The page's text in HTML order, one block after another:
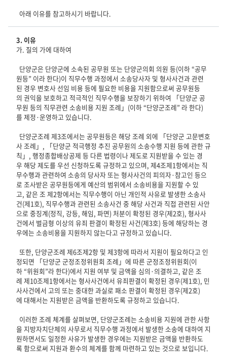
아래 이유를 참고하시기 바랍니다.
3. 이유
가. 질의 가에 대하여
단양군은 단양군에 소속된 공무원 또는 단양군의회 의원 등(이하 “공무
원등” 이라 한다)이 직무수행 과정에서 소송당사자 및 형사사건과 관련
된 경우 변호사 선임 비용 등에 필요한 비용을 지원함으로써 공무원등
의 권익을 보호하고 적극적인 직무수행을 보장하기 위하여 「단양군 공
무원 등의 직무관련 소송비용 지원 조례」(이하 “단양군조례” 라 한다)
를 제정·운영하고 있습니다.
단양군조례 제3조에서는 공무원등은 해당 조례 외에 「단양군 고문변호
사 조례」, 「단양군 적극행정 추진 공무원의 소송수행 지원 등에 관한 규
칙」, 행정종합배상공제 등 다른 법령이나 제도로 지원받을 수 있는 경
우 해당 제도를 우선 신청하도록 규정하고 있으며, 제4조제1항에서는 직
무수행과 관련하여 소송의 당사자 또는 형사사건의 피의자·참고인 등으
로 조사받은 공무원등에게 예산의 범위에서 소송비용을 지원할 수 있
고, 같은 조 제2항에서는 직무수행이 아닌 개인적 사유로 발생한 소송사
건(제1호), 직무수행과 관련된 소송사건 중 해당 사건과 직접 관련된 사안
으로 중징계(정직, 강등, 해임, 파면) 처분이 확정된 경우(제2호), 형사사
건에서 벌금형 이상의 유죄 판결이 확정된 사건(제3호) 등에 해당하는 경
우에는 소송비용을 지원하지 않는다고 규정하고 있습니다.
또한, 단양군조례 제6조제2항 및 제3항에 따라서 지원이 필요하다고 인
정되면 「단양군 군정조정위원회 조례」에 따른 군정조정위원회(이
하 “위원회”라 한다)에서 지원 여부 및 금액을 심의·의결하고, 같은 조
례 제10조제1항에서는 형사사건에서 유죄판결이 확정된 경우(제1호), 민
사사건에서 고의 또는 중대한 과실로 패소 판결이 확정된 경우(제2호)
에 대해서는 지원받은 금액을 반환하도록 규정하고 있습니다.
이러한 조례 체계를 살펴보면, 단양군조례는 소송비용 지원에 관한 사항
을 지방자치단체의 사무로서 직무수행 과정에서 발생한 소송에 대하여 지
원하면서도 일정한 사유가 발생한 경우에는 지원받은 금액을 반환하도
록 함으로써 지원과 환수의 체계를 함께 마련하고 있는 것으로 보입니다.